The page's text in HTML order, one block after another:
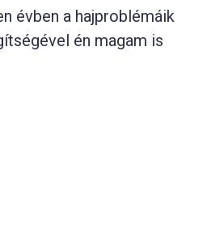
évben a hajproblémáik
én magam is